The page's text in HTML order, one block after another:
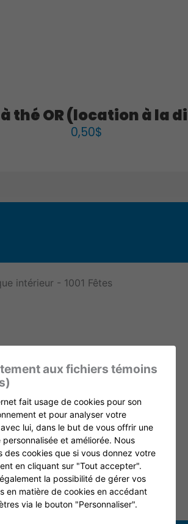
thé OR (location à la
0,50$
nique intérieur
aux fichiers témoins
fait usage de cookies pour son
et pour analyser votre
lui, dans le but de vous offrir une
et améliorée. Nous
des cookies que si vous donnez votre
en cliquant sur "Tout accepter".
la possibilité de gérer vos
en matière de cookies en accédant
via le bouton "Personnaliser".